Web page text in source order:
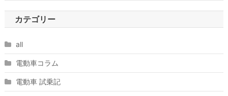
カテゴリー
all
電動車コラム
電動車 試乗記